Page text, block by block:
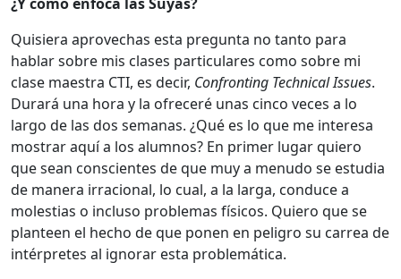
¿Y cómo enfoca las Suyas?
Quisiera aprovechas esta pregunta no tanto para
hablar sobre mis clases particulares como sobre mi
clase maestra CTI, es decir, Confronting Technical Issues.
Durará una hora y la ofreceré unas cinco veces a lo
largo de las dos semanas. ¿Qué es lo que me interesa
mostrar aquí a los alumnos? En primer lugar quiero
que sean conscientes de que muy a menudo se estudia
de manera irracional, lo cual, a la larga, conduce a
molestias o incluso problemas físicos. Quiero que se
planteen el hecho de que ponen en peligro su carrea de
intérpretes al ignorar esta problemática.